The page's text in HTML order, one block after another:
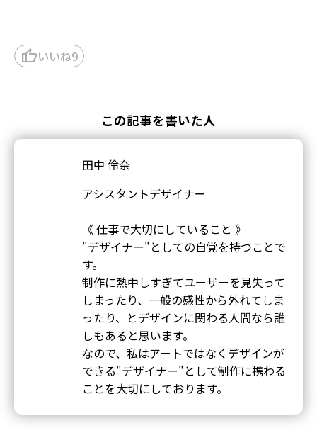
thumb_upいいね9
この記事を書いた人
田中 伶奈
アシスタントデザイナー
《 仕事で大切にしていること 》
"デザイナー"としての自覚を持つことで
す。
制作に熱中しすぎてユーザーを見失って
しまったり、一般の感性から外れてしま
ったり、とデザインに関わる人間なら誰
しもあると思います。
なので、私はアートではなくデザインが
できる"デザイナー"として制作に携わる
ことを大切にしております。